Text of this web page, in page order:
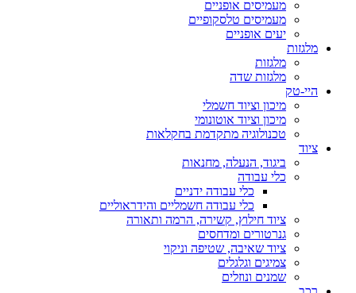
מעמיסים אופניים
מעמיסים טלסקופיים
יעים אופניים
מלגזות
מלגזות
מלגזות שדה
היי-טק
מיכון וציוד חשמלי
מיכון וציוד אוטונומי
טכנולוגיה מתקדמת בחקלאות
ציוד
ביגוד, הנעלה, מחנאות
כלי עבודה
כלי עבודה ידניים
כלי עבודה חשמליים והידראוליים
ציוד חילוץ, קשירה, הרמה ותאורה
גנרטורים ומדחסים
ציוד שאיבה, שטיפה וניקוי
צמיגים וגלגלים
שמנים ונוזלים